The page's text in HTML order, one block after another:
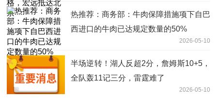
热推荐：商务部：牛肉保障措施项下自巴
西进口的牛肉已达规定数量的50%
2026-05-10
半场逆转！湖人反超2分，詹姆斯10+5，
全队轰11记三分，雷霆难了
2026-05-10